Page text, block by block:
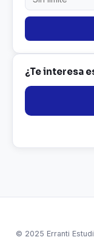
¿Te interesa
© 2025 Erranti